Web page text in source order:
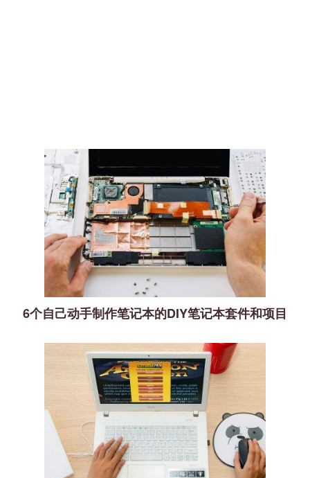
6个自己动手制作笔记本的DIY笔记本套件和项目